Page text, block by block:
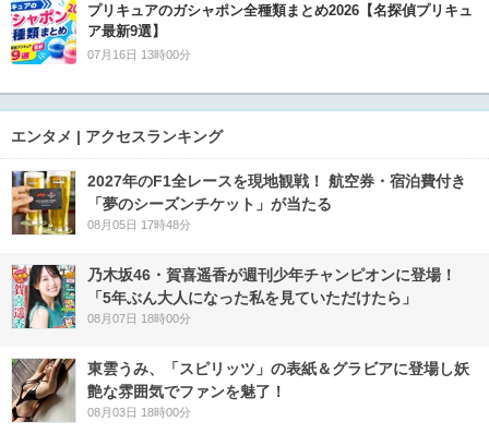
プリキュアのガシャポン全種類まとめ2026【名探偵プリキュ
ア最新9選】
07月16日 13時00分
エンタメ | アクセスランキング
2027年のF1全レースを現地観戦！ 航空券・宿泊費付き
「夢のシーズンチケット」が当たる
08月05日 17時48分
乃木坂46・賀喜遥香が週刊少年チャンピオンに登場！
「5年ぶん大人になった私を見ていただけたら」
08月07日 18時00分
東雲うみ、「スピリッツ」の表紙＆グラビアに登場し妖
艶な雰囲気でファンを魅了！
08月03日 18時00分